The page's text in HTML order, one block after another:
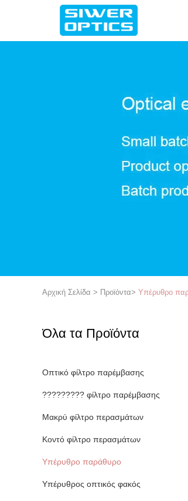
Αρχική Σελίδα > Προϊόντα> Υπέρυθρο
Όλα τα Προϊόντα
Οπτικό φίλτρο παρέμβασης
????????? φίλτρο παρέμβασης
Μακρύ φίλτρο περασμάτων
Κοντό φίλτρο περασμάτων
Υπέρυθρο παράθυρο
Υπέρυθρος οπτικός φακός